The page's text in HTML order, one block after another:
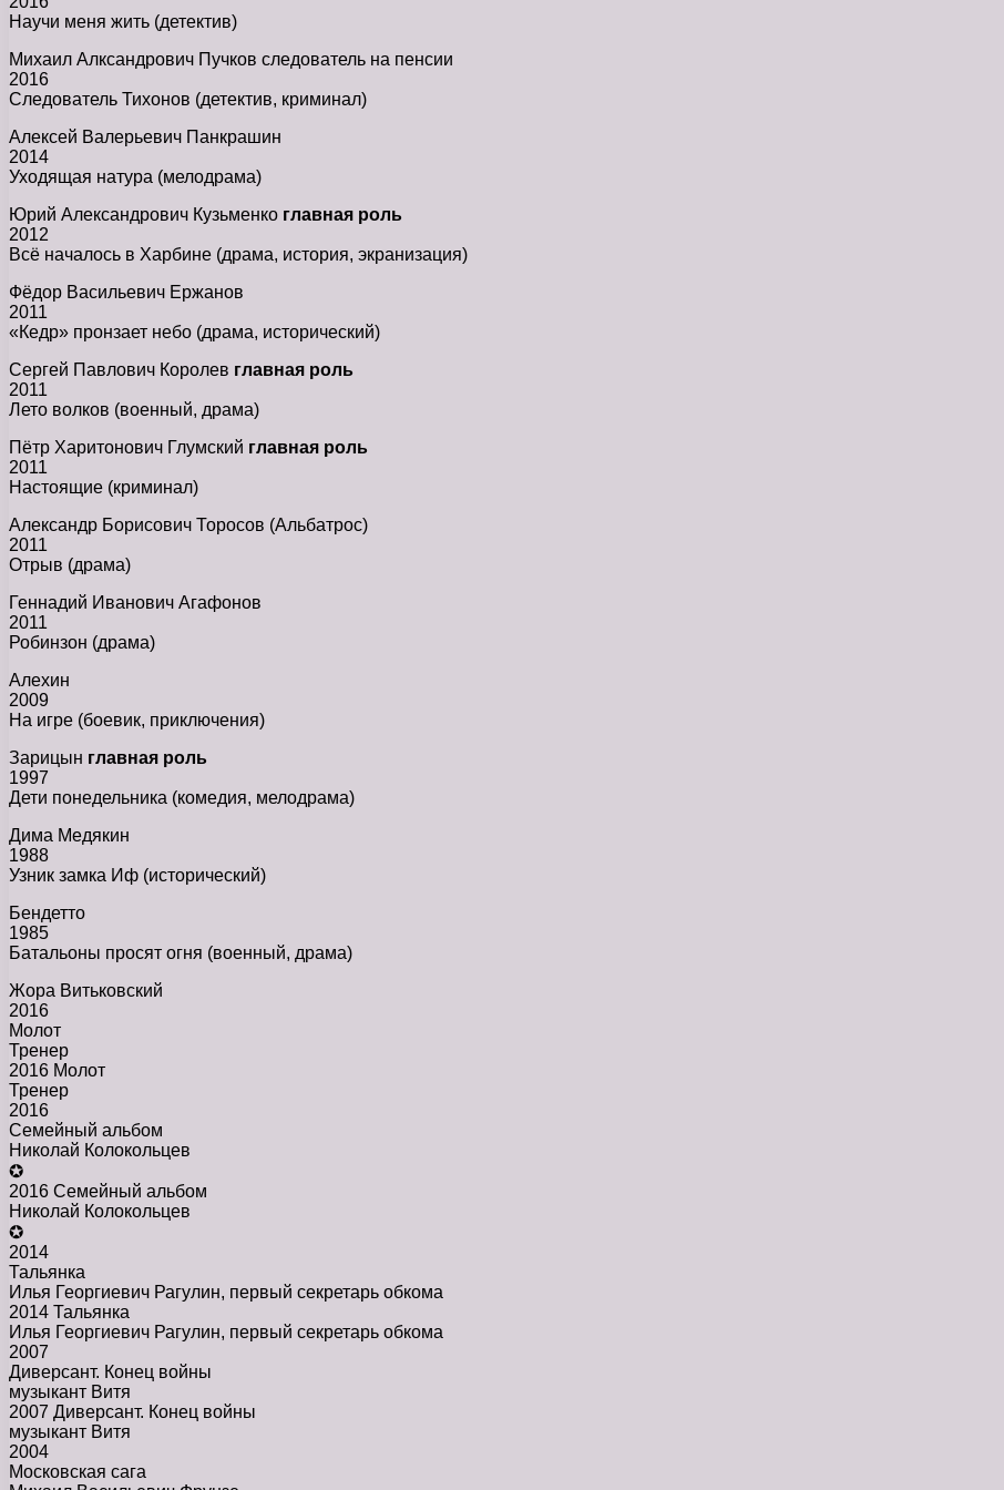
Научи меня жить (детектив)
Михаил Алксандрович Пучков следователь на пенсии
2016
Следователь Тихонов (детектив, криминал)
Алексей Валерьевич Панкрашин
2014
Уходящая натура (мелодрама)
Юрий Александрович Кузьменко главная роль
2012
Всё началось в Харбине (драма, история, экранизация)
Фёдор Васильевич Ержанов
2011
«Кедр» пронзает небо (драма, исторический)
Сергей Павлович Королев главная роль
2011
Лето волков (военный, драма)
Пётр Харитонович Глумский главная роль
2011
Настоящие (криминал)
Александр Борисович Торосов (Альбатрос)
2011
Отрыв (драма)
Геннадий Иванович Агафонов
2011
Робинзон (драма)
Алехин
2009
На игре (боевик, приключения)
Зарицын главная роль
1997
Дети понедельника (комедия, мелодрама)
Дима Медякин
1988
Узник замка Иф (исторический)
Бендетто
1985
Батальоны просят огня (военный, драма)
Жора Витьковский
2016
Молот
Тренер
2016 Молот
Тренер
2016
Семейный альбом
Николай Колокольцев
✪
2016 Семейный альбом
Николай Колокольцев
✪
2014
Тальянка
Илья Георгиевич Рагулин, первый секретарь обкома
2014 Тальянка
Илья Георгиевич Рагулин, первый секретарь обкома
2007
Диверсант. Конец войны
музыкант Витя
2007 Диверсант. Конец войны
музыкант Витя
2004
Московская сага